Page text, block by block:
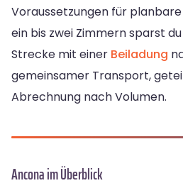
Voraussetzungen für
ein bis zwei Zimmern sparst
Strecke mit einer Beiladung
gemeinsamer Transport,
Abrechnung nach Volumen.
Ancona im Überblick